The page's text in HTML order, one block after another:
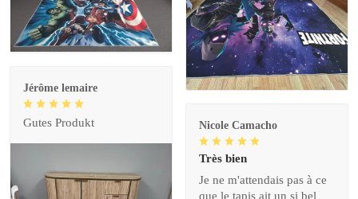
Jérôme lemaire
Gutes Produkt Nicole Camacho
Très bien
Je ne m'attendais pas à ce
que le tapis ait un si bel